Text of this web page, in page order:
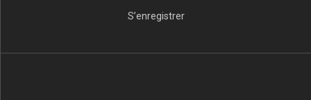
S’enregistrer